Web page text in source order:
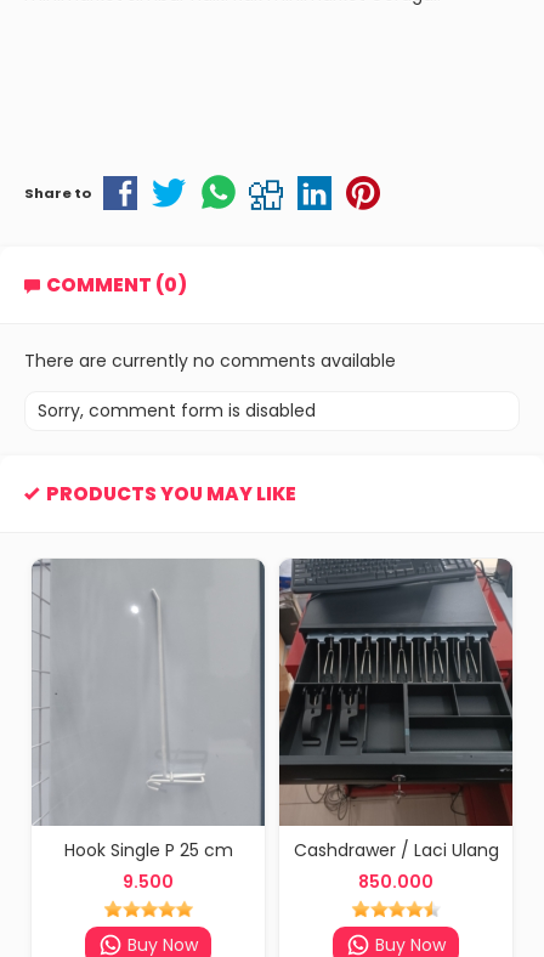
Share to
COMMENT (0)
There are currently no comments available
Sorry, comment form is disabled
PRODUCTS YOU MAY LIKE
Hook Single P 25 cm
9.500
Buy Now
Cashdrawer / Laci Ulang
850.000
Buy Now